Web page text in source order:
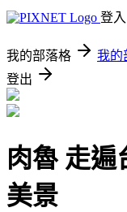
登入
我的部落格 我的
登出
肉魯 走遍
美景